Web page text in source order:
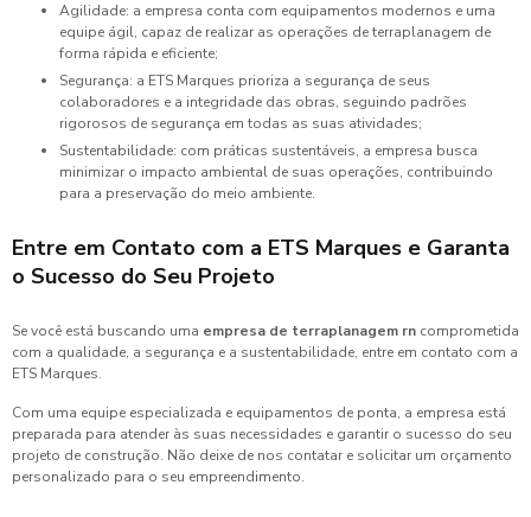
Agilidade: a empresa conta com equipamentos modernos e uma
equipe ágil, capaz de realizar as operações de terraplanagem de
forma rápida e eficiente;
Segurança: a ETS Marques prioriza a segurança de seus
colaboradores e a integridade das obras, seguindo padrões
rigorosos de segurança em todas as suas atividades;
Sustentabilidade: com práticas sustentáveis, a empresa busca
minimizar o impacto ambiental de suas operações, contribuindo
para a preservação do meio ambiente.
Entre em Contato com a ETS Marques e Garanta
o Sucesso do Seu Projeto
Se você está buscando uma empresa de terraplanagem rn comprometida
com a qualidade, a segurança e a sustentabilidade, entre em contato com a
ETS Marques.
Com uma equipe especializada e equipamentos de ponta, a empresa está
preparada para atender às suas necessidades e garantir o sucesso do seu
projeto de construção. Não deixe de nos contatar e solicitar um orçamento
personalizado para o seu empreendimento.